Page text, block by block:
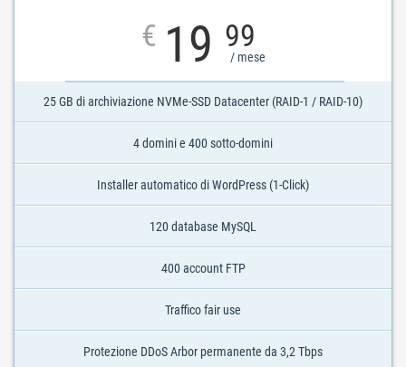
€ 19 99
/ mese
25 GB di archiviazione NVMe-SSD Datacenter (RAID-1 / RAID-10)
4 domini e 400 sotto-domini
Installer automatico di WordPress (1-Click)
120 database MySQL
400 account FTP
Traffico fair use
Protezione DDoS Arbor permanente da 3,2 Tbps